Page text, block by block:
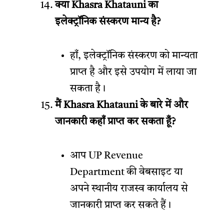
क्या Khasra Khatauni का
इलेक्ट्रॉनिक संस्करण मान्य है?
हाँ, इलेक्ट्रॉनिक संस्करण को मान्यता
प्राप्त है और इसे उपयोग में लाया जा
सकता है।
मैं Khasra Khatauni के बारे में और
जानकारी कहाँ प्राप्त कर सकता हूँ?
आप UP Revenue
Department की वेबसाइट या
अपने स्थानीय राजस्व कार्यालय से
जानकारी प्राप्त कर सकते हैं।